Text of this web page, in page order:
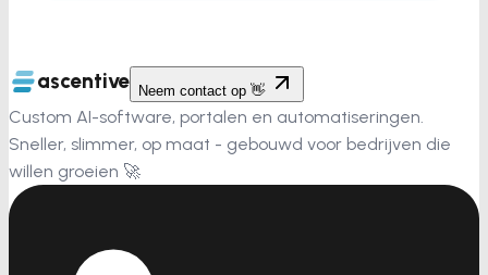
ascentive Neem contact op 👋
Custom AI-software, portalen en automatiseringen.
Sneller, slimmer, op maat - gebouwd voor bedrijven die
willen groeien 🚀